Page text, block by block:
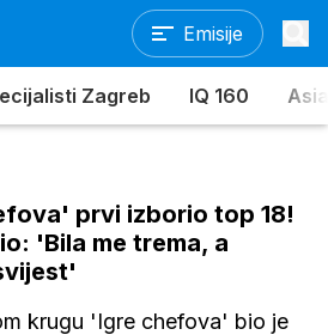
Emisije
Zagreb IQ 160
prvi izborio top 18!
'Bila me trema, a
krugu 'Igre chefova' bio je